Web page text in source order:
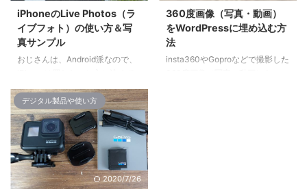
チは、タブレット端末としてはか
なり大きいほうだと思いますが、
とても見やす ...
カメラサイズ：
49.4mm×21.4mm×14.85mm レ
ンズ：F2.1 イメージセンサー：
1/2.74インチ 焦点距離：50cm 手
ブレ補正:Fl ...
iPhoneのLive Photos（ラ
イブフォト）の使い方＆写
真サンプル
おじさんは、Android派なので、
いましたが、ついにというかやむ
おえずiPhoneを買ってしまいま
した。 なぜかと言えば、最近ヘ
ビー使ってる、Insta360やGoPro
などのアクションカメラに関する
アプリ類がiPhoneの方が充実し
ているからです。 使いたいアプ
リがAndroidには無かったり、
360度画像（写真・動画）
をWordPressに埋め込む方
法
insta360やGoproなどで撮影した
デジタル製品や使い方
2020/7/26